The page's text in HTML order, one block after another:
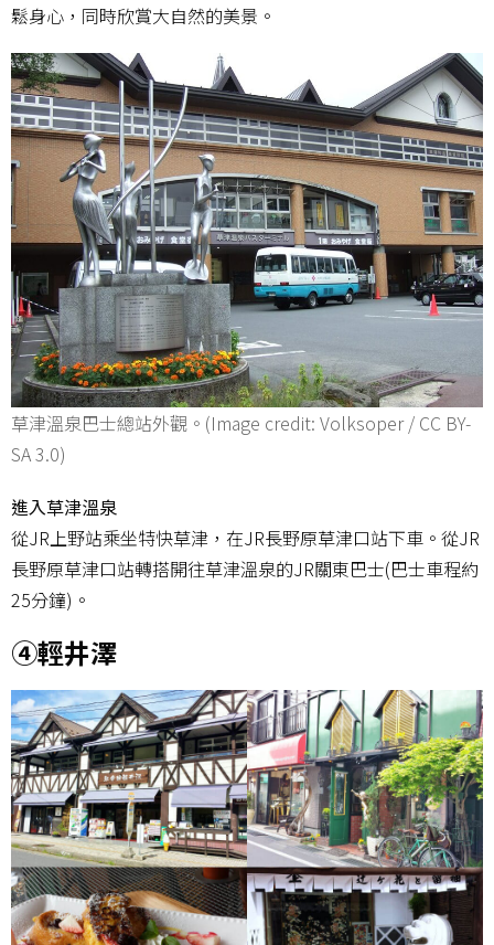
鬆身心，同時欣賞大自然的美景。
草津溫泉巴士總站外觀。(Image credit: Volksoper / CC BY-
SA 3.0)
進入草津溫泉
從JR上野站乘坐特快草津，在JR長野原草津口站下車。從JR
長野原草津口站轉搭開往草津溫泉的JR關東巴士(巴士車程約
25分鐘)。
④輕井澤